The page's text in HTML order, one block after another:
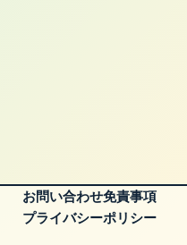
お問い合わせ免責事項
プライバシーポリシー